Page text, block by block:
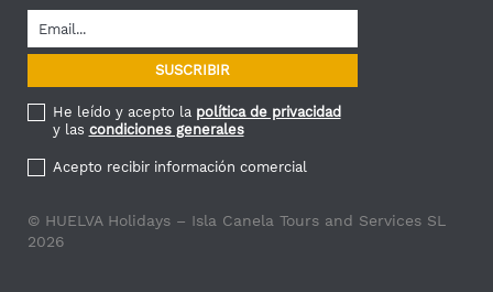
He leído y acepto la política de privacidad
y las condiciones generales
Acepto recibir información comercial
© HUELVA Holidays – Isla Canela Tours and Services SL
2026